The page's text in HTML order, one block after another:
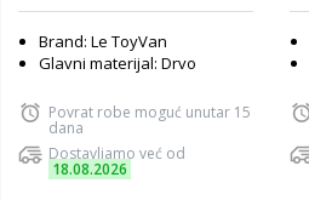
Brand: Le ToyVan
Glavni materijal: Drvo
Povrat robe moguć unutar 15
dana
Dostavljamo već od
18.08.2026